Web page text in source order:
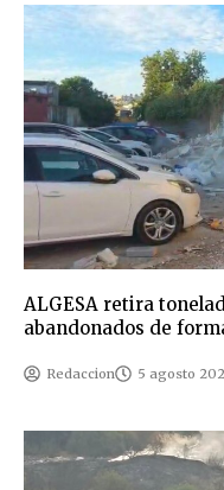
ALGESA retira
abandonados de
Redaccion 5 agosto